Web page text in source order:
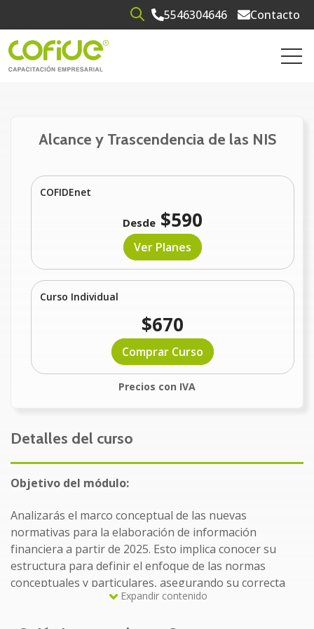
Open search5546304646 Contacto
Alcance y Trascendencia de las NIS
Curso Individual
$670
Comprar Curso
COFIDEnet
Desde$590
Ver Planes
Precios con IVA
Detalles del curso
Objetivo del módulo:
Analizarás el marco conceptual de las nuevas
normativas para la elaboración de información
financiera a partir de 2025. Esto implica conocer su
estructura para definir el enfoque de las normas
conceptuales y particulares, asegurando su correcta
aplicación en las entidades.Expandir contenido